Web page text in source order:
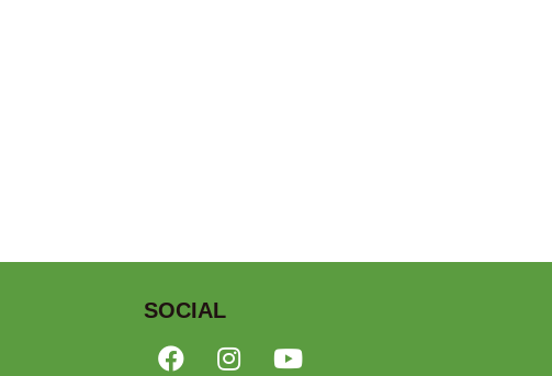
SOCIAL